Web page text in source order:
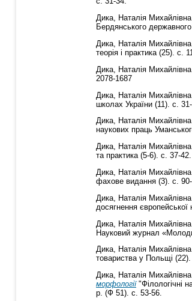
Дика, Наталія Михайлівна
Бердянського
Дика, Наталія Михайлівна
теорія і практика (25). с.
Дика, Наталія Михайлівна
2078-1687
Дика, Наталія Михайлівна
школах України (11). с. 31-
Дика, Наталія Михайлівна
наукових праць
Дика, Наталія Михайлівна
та практика (5-6). с. 37-
Дика, Наталія Михайлівна
фахове видання (3). с.
Дика, Наталія Михайлівна
досягнення
Дика, Наталія Михайлівна
Науковий журнал
Дика, Наталія Михайлівна
товариства у Польщі
Дика, Наталія Михайлівна
морфології"Філологічні
р. (Ф 51). с. 53-56.